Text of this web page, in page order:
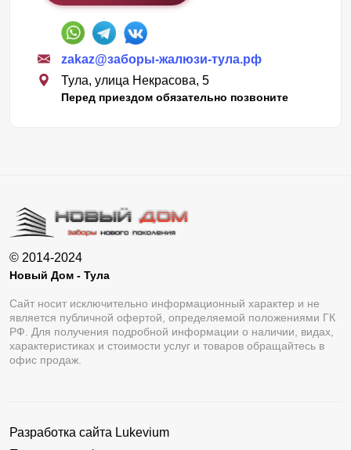
zakaz@заборы-жалюзи-тула.рф
Тула, улица Некрасова, 5
Перед приездом обязательно позвоните
© 2014-2024
Новый Дом - Тула
Сайт носит исключительно информационный характер и не
является публичной офертой, определяемой положениями ГК
РФ. Для получения подробной информации о наличии, видах,
характеристиках и стоимости услуг и товаров обращайтесь в
офис продаж.
Разработка сайта Lukevium